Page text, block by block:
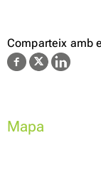
Comparteix amb
Mapa